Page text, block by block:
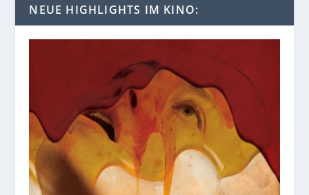
NEUE HIGHLIGHTS IM KINO: